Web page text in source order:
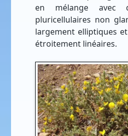
en mélange avec
pluricellulaires non
largement elliptiques
étroitement linéaires.